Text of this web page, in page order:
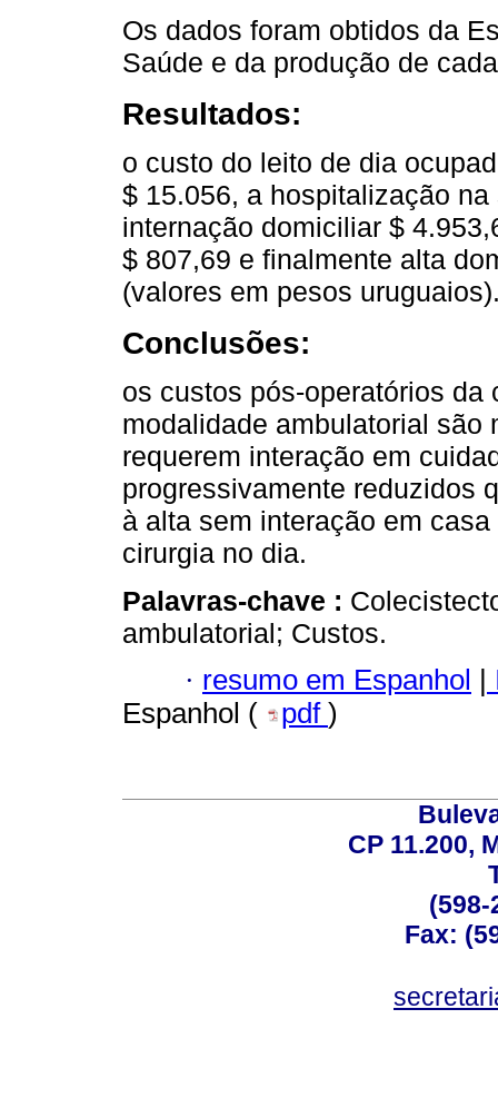
Os dados foram obtidos da
Saúde e da produção de
Resultados:
o custo do leito de dia
$ 15.056, a hospitalização
internação domiciliar $
$ 807,69 e finalmente alta
(valores em pesos
Conclusões:
os custos pós-operatórios
modalidade ambulatorial são
requerem interação em
progressivamente reduzidos
à alta sem interação em
cirurgia no dia.
Palavras-chave :
ambulatorial; Custos.
· resumo em Espanhol |
Espanhol (
pdf )
CP 11.200,
(598-
Fax: